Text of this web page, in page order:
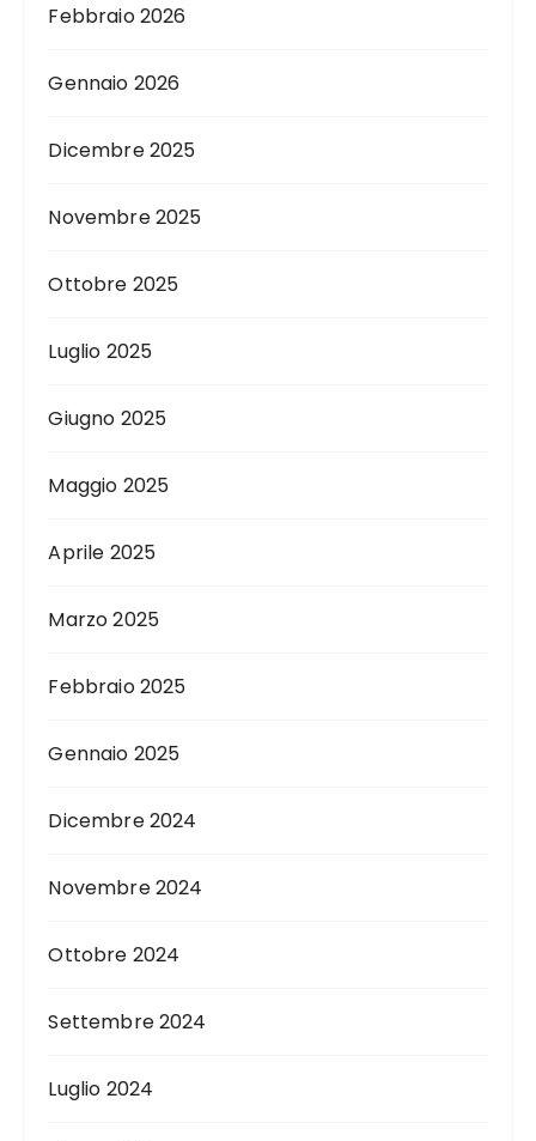
Febbraio 2026
Gennaio 2026
Dicembre 2025
Novembre 2025
Ottobre 2025
Luglio 2025
Giugno 2025
Maggio 2025
Aprile 2025
Marzo 2025
Febbraio 2025
Gennaio 2025
Dicembre 2024
Novembre 2024
Ottobre 2024
Settembre 2024
Luglio 2024